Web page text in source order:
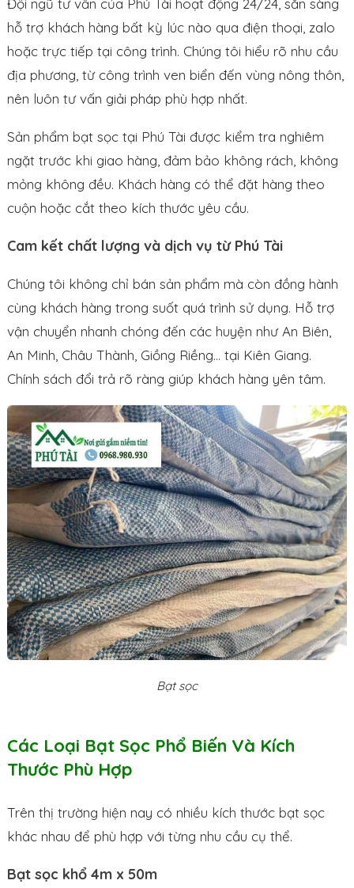
Đội ngũ tư vấn của Phú Tài hoạt động 24/24, sẵn sàng
hỗ trợ khách hàng bất kỳ lúc nào qua điện thoại, zalo
hoặc trực tiếp tại công trình. Chúng tôi hiểu rõ nhu cầu
địa phương, từ công trình ven biển đến vùng nông thôn,
nên luôn tư vấn giải pháp phù hợp nhất.
Sản phẩm bạt sọc tại Phú Tài được kiểm tra nghiêm
ngặt trước khi giao hàng, đảm bảo không rách, không
mỏng không đều. Khách hàng có thể đặt hàng theo
cuộn hoặc cắt theo kích thước yêu cầu.
Cam kết chất lượng và dịch vụ từ Phú Tài
Chúng tôi không chỉ bán sản phẩm mà còn đồng hành
cùng khách hàng trong suốt quá trình sử dụng. Hỗ trợ
vận chuyển nhanh chóng đến các huyện như An Biên,
An Minh, Châu Thành, Giồng Riềng… tại Kiên Giang.
Chính sách đổi trả rõ ràng giúp khách hàng yên tâm.
Bạt sọc
Các Loại Bạt Sọc Phổ Biến Và Kích
Thước Phù Hợp
Trên thị trường hiện nay có nhiều kích thước bạt sọc
khác nhau để phù hợp với từng nhu cầu cụ thể.
Bạt sọc khổ 4m x 50m